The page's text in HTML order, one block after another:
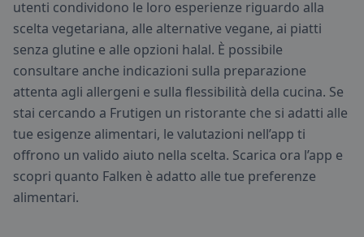
utenti condividono le loro esperienze riguardo alla
scelta vegetariana, alle alternative vegane, ai piatti
senza glutine e alle opzioni halal. È possibile
consultare anche indicazioni sulla preparazione
attenta agli allergeni e sulla flessibilità della cucina. Se
stai cercando a Frutigen un ristorante che si adatti alle
tue esigenze alimentari, le valutazioni nell’app ti
offrono un valido aiuto nella scelta. Scarica ora l’app e
scopri quanto Falken è adatto alle tue preferenze
alimentari.